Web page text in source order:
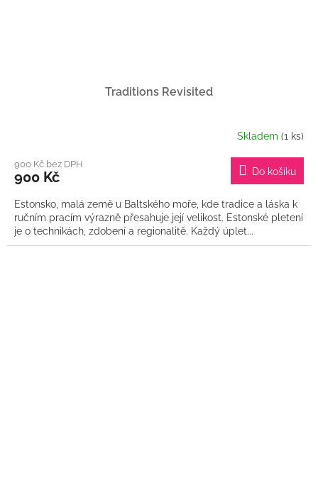
Traditions Revisited
Skladem (1 ks)
900 Kč bez DPH
900 Kč Do košíku
Estonsko, malá země u Baltského moře, kde tradice a láska k
ručním pracím výrazně přesahuje její velikost. Estonské pletení
je o technikách, zdobení a regionalitě. Každý úplet...